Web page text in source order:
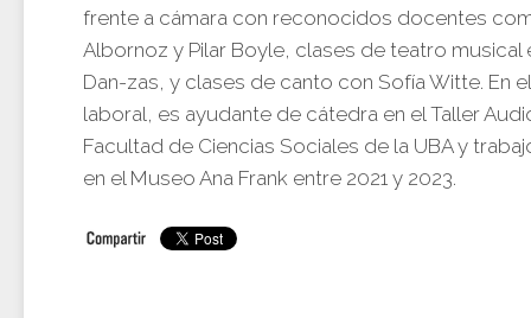
frente a cámara con reconocidos docentes
Albornoz y Pilar Boyle, clases de teatro musical
Dan-zas, y clases de canto con Sofía Witte. En
laboral, es ayudante de cátedra en el Taller
Facultad de Ciencias Sociales de la UBA y
en el Museo Ana Frank entre 2021 y 2023.